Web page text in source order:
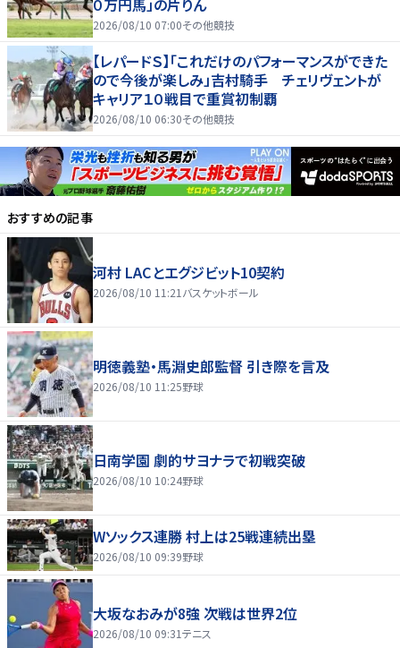
０万円馬」の片りん
2026/08/10 07:00その他競技
【レパードＳ】「これだけのパフォーマンスができた
ので今後が楽しみ」吉村騎手 チェリヴェントが
キャリア１０戦目で重賞初制覇
2026/08/10 06:30その他競技
おすすめの記事
河村 LACとエグジビット10契約
2026/08/10 11:21 バスケットボール
明徳義塾・馬淵史郎監督 引き際を言及
2026/08/10 11:25野球
日南学園 劇的サヨナラで初戦突破
2026/08/10 10:24野球
Wソックス連勝 村上は25戦連続出塁
2026/08/10 09:39野球
大坂なおみが8強 次戦は世界2位
2026/08/10 09:31テニス